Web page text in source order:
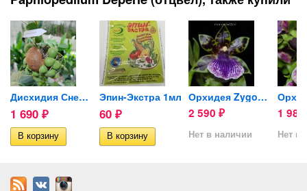
Дисхидия Снейли, в ракушке...
1 690 ₽
Эпин-Экстра 1мл
60 ₽
Орхидея Zygopetalum Titanic
2 590 ₽
Нет в наличии
1 980
Нет в